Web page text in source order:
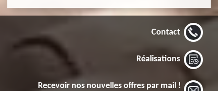
Contact
Réalisations
Recevoir nos nouvelles offres par mail !